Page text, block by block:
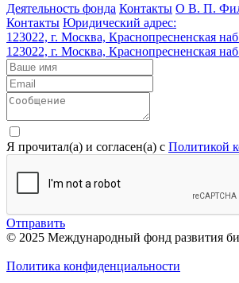
Деятельность фонда Контакты О В. П.
Контакты Юридический адрес:
123022, г. Москва, Краснопресненская
123022, г. Москва, Краснопресненская
Я прочитал(а) и согласен(а) с Политикой
Отправить
© 2025 Международный фонд развития
Политика конфиденциальности